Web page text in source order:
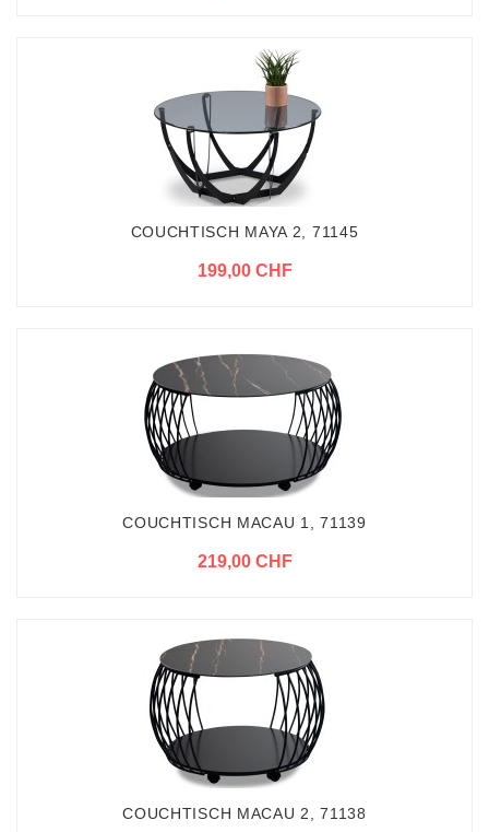
COUCHTISCH MAYA 2, 71145
199,00 CHF
COUCHTISCH MACAU 1, 71139
219,00 CHF
COUCHTISCH MACAU 2, 71138